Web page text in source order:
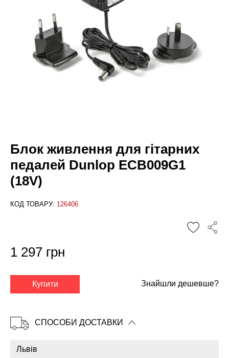
Блок живлення для гітарних
педалей Dunlop ECB009G1
(18V)
КОД ТОВАРУ: 126406
1 297 грн
Купити Знайшли дешевше?
СПОСОБИ ДОСТАВКИ